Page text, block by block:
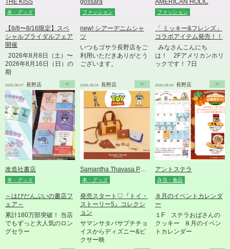
THE KISS
本・グッズ
【8/8〜8/16限定】スペ
シャルブライダルフェア
開催
2026年8月8日（土）〜
2026年8月16日（日）の
期
gossara
ファッション
new! シアーデニムシャ
ツ
いつもゴサラ長野店をご
利用いただきありがとう
ございます。
AMERICAN HOLIC
ファッション
「 ミッキー&フレンズ」
コラボアイテム発売！！
みなさんこんにち
は！ 2Fアメリカンホリ
ックです！ 7日
4F
2026.08.07 長野店
改造社書店
本・グッズ
～はぴだんぶいの書店フ
ェア～
累計180万部突破！ 当店
でもずっと大人気のロン
グセラー
2F
2026.08.04 長野店
Samantha Thavasa Petit Choice
本・グッズ
発売スタート♡『トイ・
ストーリー5』コレクシ
ョン
サマンサタバサプチチョ
イスからディズニー&ピ
クサー映
1F
2026.08.04 長野店
アントステラ
弁当・食品
８月のイベントカレンダ
ー
１F ステラおばさんの
クッキー ８月のイベン
トカレンダー